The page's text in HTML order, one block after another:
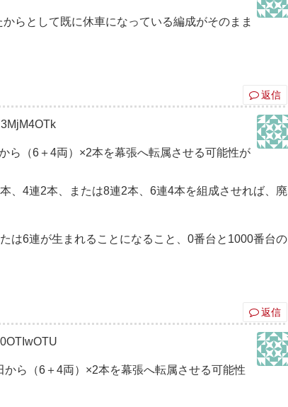
らとして既に休車になっている編成がそのまま
返信
ら（6＋4両）×2本を幕張へ転属させる可能性が
、4連2本、または8連2本、6連4本を組成させれば、廃
は6連が生まれることになること、0番台と1000番台の
返信
ら（6＋4両）×2本を幕張へ転属させる可能性